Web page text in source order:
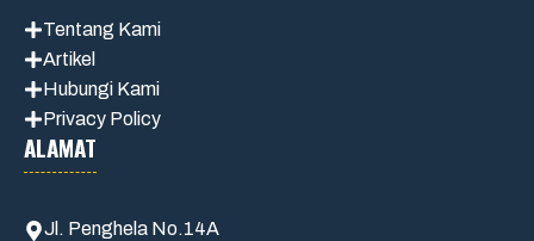
Tentang Kami
Artikel
Hubungi Kami
Privacy Policy
ALAMAT
Jl. Penghela No.14A